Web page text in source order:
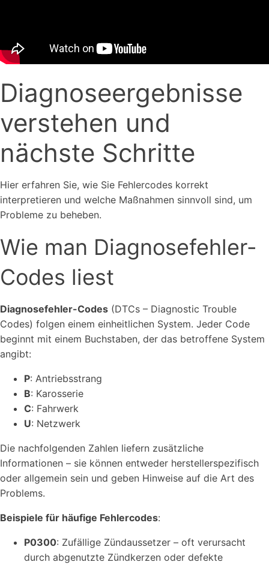
Diagnoseergebnisse
verstehen und
nächste Schritte
Hier erfahren Sie, wie Sie Fehlercodes korrekt
interpretieren und welche Maßnahmen sinnvoll sind, um
Probleme zu beheben.
Wie man Diagnosefehler-
Codes liest
Diagnosefehler-Codes (DTCs – Diagnostic Trouble
Codes) folgen einem einheitlichen System. Jeder Code
beginnt mit einem Buchstaben, der das betroffene System
angibt:
P: Antriebsstrang
B: Karosserie
C: Fahrwerk
U: Netzwerk
Die nachfolgenden Zahlen liefern zusätzliche
Informationen – sie können entweder herstellerspezifisch
oder allgemein sein und geben Hinweise auf die Art des
Problems.
Beispiele für häufige Fehlercodes:
P0300: Zufällige Zündaussetzer – oft verursacht
durch abgenutzte Zündkerzen oder defekte